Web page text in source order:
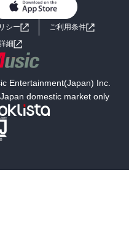
男子向けラノベ
小説
海外小説
SF
文学
お問い合わせ
シー
ご利用条件
細
Entertainment(Japan) Inc.
domestic market only